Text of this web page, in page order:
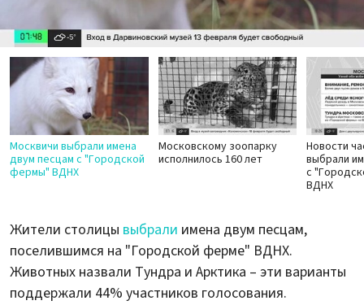
Video
Москвичи выбрали имена
двум песцам с "Городской
фермы" ВДНХ
Московскому зоопарку
исполнилось 160 лет
Новости
выбрали
с
ВДНХ
Жители столицы выбрали имена двум песцам,
поселившимся на "Городской ферме" ВДНХ.
Животных назвали Тундра и Арктика – эти варианты
поддержали 44% участников голосования.